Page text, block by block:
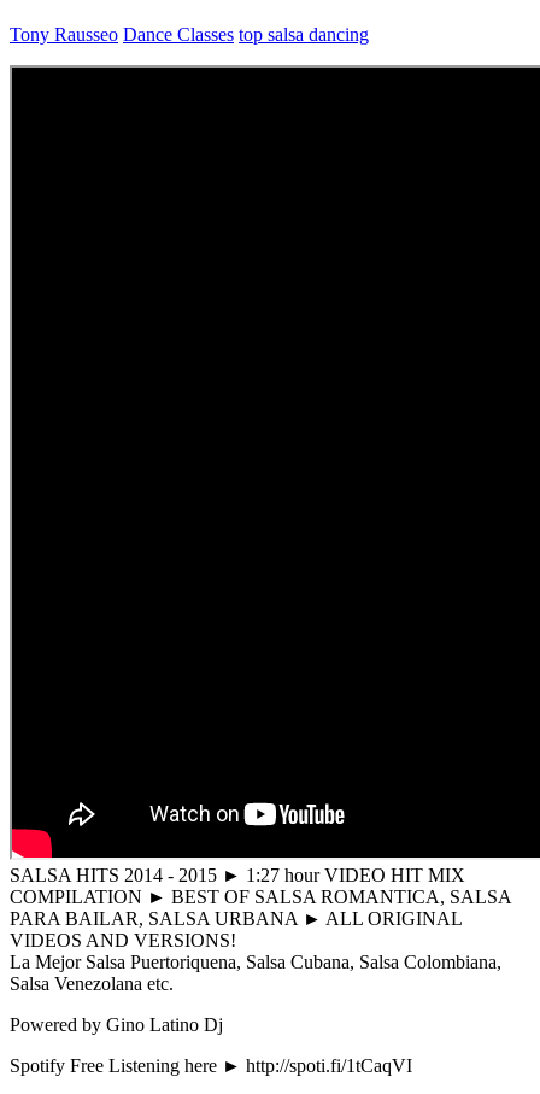
Tony Rausseo Dance Classes top salsa dancing
SALSA HITS 2014 - 2015 ► 1:27 hour VIDEO HIT MIX
COMPILATION ► BEST OF SALSA ROMANTICA, SALSA
PARA BAILAR, SALSA URBANA ► ALL ORIGINAL
VIDEOS AND VERSIONS!
La Mejor Salsa Puertoriquena, Salsa Cubana, Salsa Colombiana,
Salsa Venezolana etc.
Powered by Gino Latino Dj
Spotify Free Listening here ► http://spoti.fi/1tCaqVI